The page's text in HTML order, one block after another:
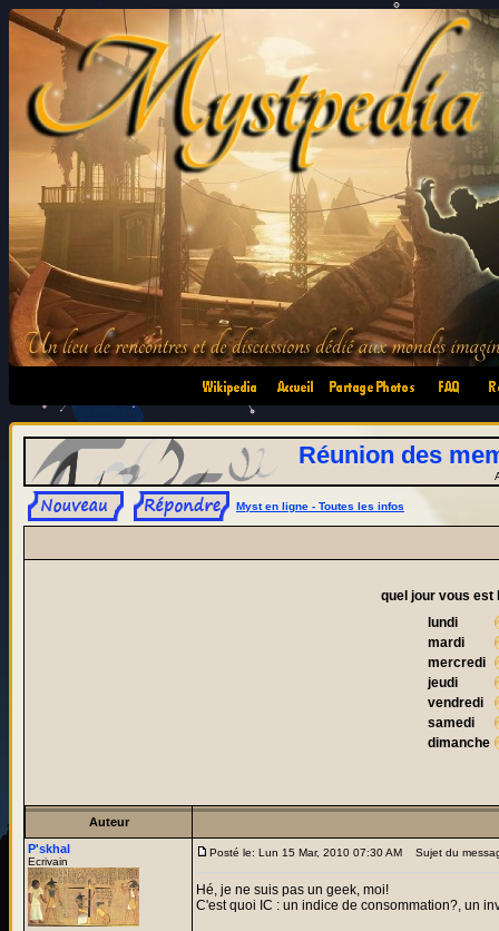
•
Réunion des
Myst en ligne - Toutes les infos
quel jour vous est
lundi
mardi
mercredi
jeudi
vendredi
samedi
dimanche
Auteur
P'skhal
Ecrivain
Posté le: Lun 15 Mar, 2010 07:30 AM Sujet du
Hé, je ne suis pas un geek, moi!
C'est quoi IC : un indice de consommation?, un